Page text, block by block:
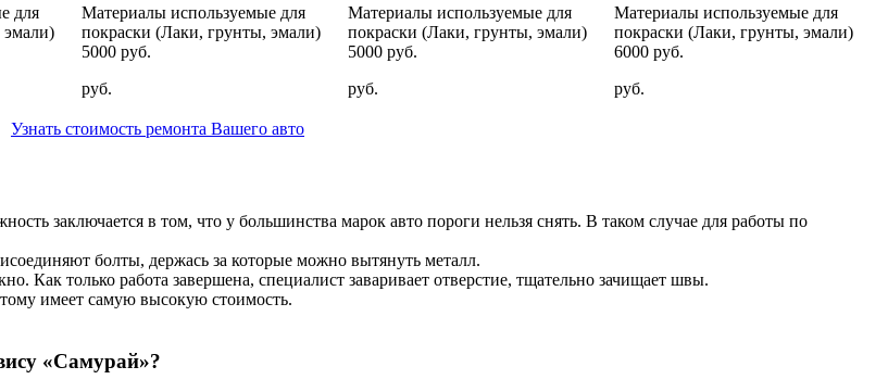
для
эмали)
Материалы используемые для
покраски (Лаки, грунты, эмали)
5000 руб.
руб.
Материалы используемые для
покраски (Лаки, грунты, эмали)
5000 руб.
руб.
Материалы используемые для
покраски (Лаки, грунты, эмали)
6000 руб.
руб.
Узнать стоимость ремонта Вашего авто
заключается в том, что у большинства марок авто пороги нельзя снять. В таком случае для работы по
болты, держась за которые можно вытянуть металл.
Как только работа завершена, специалист заваривает отверстие, тщательно зачищает швы.
имеет самую высокую стоимость.
«Самурай»?